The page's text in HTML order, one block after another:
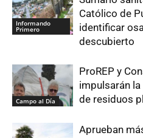
Informando
Primero
Católico de
identificar
descubierto
Campo al Día
ProREP y
impulsarán
de residuos
Aprueban